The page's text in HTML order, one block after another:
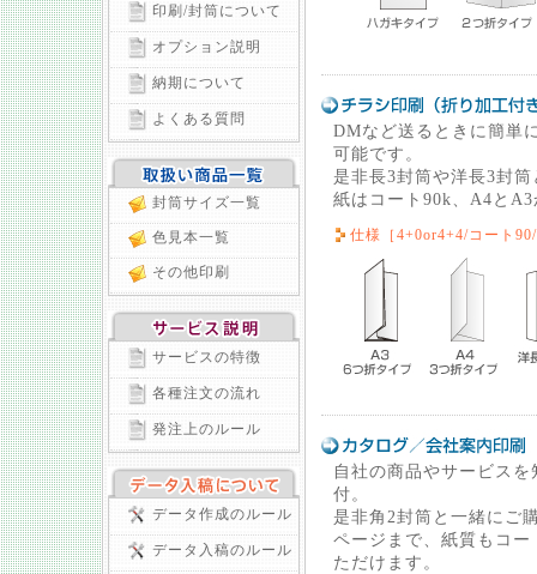
印刷/封筒について
オプション説明
納期について
よくある質問
封筒サイズ一覧
色見本一覧
その他印刷
サービスの特徴
各種注文の流れ
発注上のルール
データ作成のルール
データ入稿のルール
DMなど送るときに簡単
可能です。
是非長3封筒や洋長3封
紙はコート90k、A4と
仕様［4+0or4+4/コート
自社の商品やサービス
付。
是非角2封筒と一緒にご
ページまで、紙質もコ
ただけます。